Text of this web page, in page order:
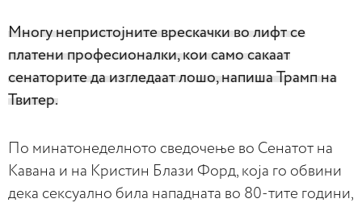
Многу непристојните врескачки во лифт се
платени професионалки, кои само сакаат
сенаторите да изгледаат лошо, напиша Трамп на
Твитер.
По минатонеделното сведочење во Сенатот на
Кавана и на Кристин Блази Форд, која го обвини
дека сексуално била нападната во 80-тите години,